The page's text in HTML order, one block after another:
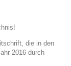
die in den
2016 durch